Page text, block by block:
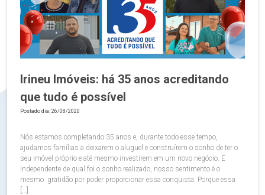
Irineu Imóveis: há 35 anos acreditando
que tudo é possível
Postado dia: 26/08/2020
Nós estamos completando 35 anos e, durante todo esse tempo,
ajudamos famílias a deixarem o aluguel e construírem o sonho de ter o
seu imóvel próprio e até mesmo investirem em um novo negócio. E
independente de qual foi o sonho realizado, nosso sentimento é o
mesmo: gratidão por poder proporcionar essa conquista. Porque essa
[…]